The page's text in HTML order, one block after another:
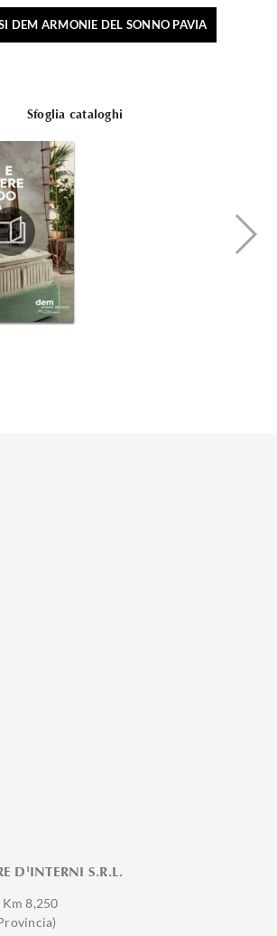
DEM ARMONIE DEL SONNO PAVIA
Sfoglia cataloghi
D'INTERNI S.R.L.
Km 8,250